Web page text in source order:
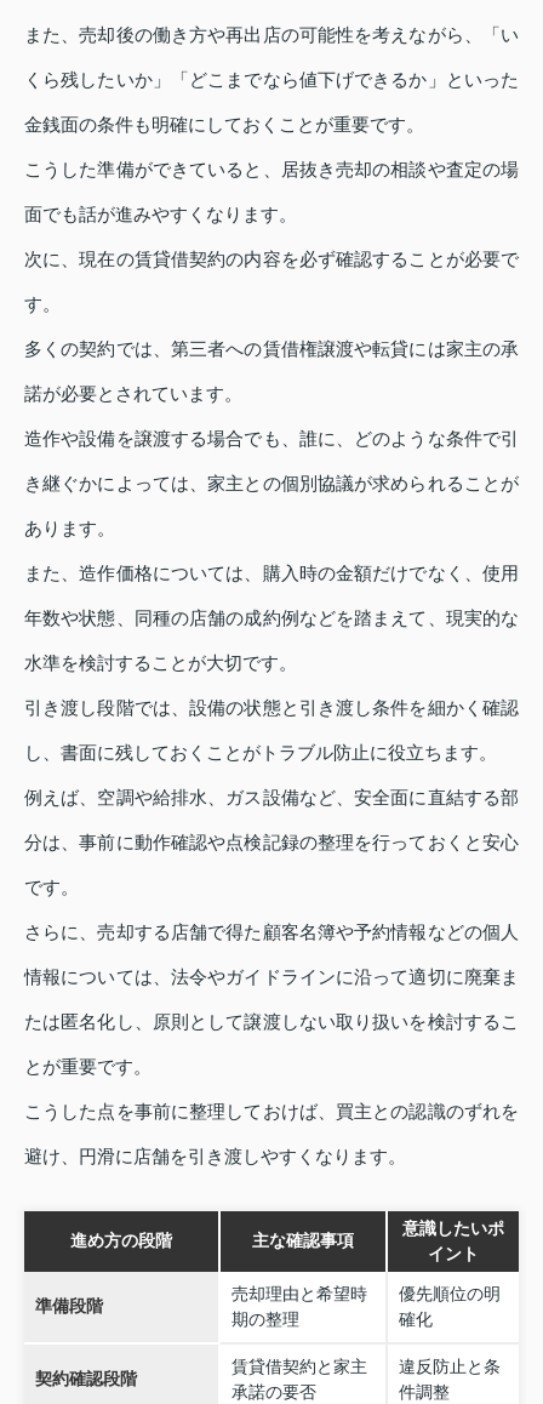
また、売却後の働き方や再出店の可能性を考えながら、「い
くら残したいか」「どこまでなら値下げできるか」といった
金銭面の条件も明確にしておくことが重要です。
こうした準備ができていると、居抜き売却の相談や査定の場
面でも話が進みやすくなります。
次に、現在の賃貸借契約の内容を必ず確認することが必要で
す。
多くの契約では、第三者への賃借権譲渡や転貸には家主の承
諾が必要とされています。
造作や設備を譲渡する場合でも、誰に、どのような条件で引
き継ぐかによっては、家主との個別協議が求められることが
あります。
また、造作価格については、購入時の金額だけでなく、使用
年数や状態、同種の店舗の成約例などを踏まえて、現実的な
水準を検討することが大切です。
引き渡し段階では、設備の状態と引き渡し条件を細かく確認
し、書面に残しておくことがトラブル防止に役立ちます。
例えば、空調や給排水、ガス設備など、安全面に直結する部
分は、事前に動作確認や点検記録の整理を行っておくと安心
です。
さらに、売却する店舗で得た顧客名簿や予約情報などの個人
情報については、法令やガイドラインに沿って適切に廃棄ま
たは匿名化し、原則として譲渡しない取り扱いを検討するこ
とが重要です。
こうした点を事前に整理しておけば、買主との認識のずれを
避け、円滑に店舗を引き渡しやすくなります。
進め方の段階 主な確認事項
意識したいポ
イント
準備段階
売却理由と希望時
期の整理
優先順位の明
確化
契約確認段階
賃貸借契約と家主
承諾の要否
違反防止と条
件調整